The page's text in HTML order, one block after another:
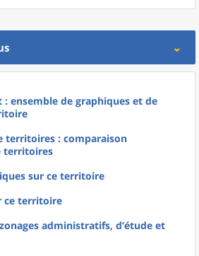
: ensemble de graphiques et de
territoires : comparaison
territoires
sur ce territoire
ce territoire
administratifs, d’étude et